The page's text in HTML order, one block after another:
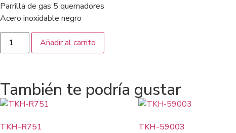
Parrilla de gas 5 quemadores
Acero inoxidable negro
Añadir al carrito
También te podría gustar
TKH-R751 TKH-59003